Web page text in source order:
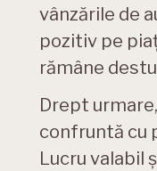
vânzările de
pozitiv pe
rămâne
Drept
confruntă cu
Lucru valabil